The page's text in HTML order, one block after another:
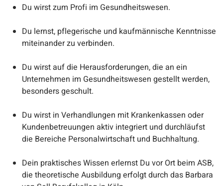
Du wirst zum Profi im Gesundheitswesen.
Du lernst, pflegerische und kaufmännische Kenntnisse
miteinander zu verbinden.
Du wirst auf die Herausforderungen, die an ein
Unternehmen im Gesundheitswesen gestellt werden,
besonders geschult.
Du wirst in Verhandlungen mit Krankenkassen oder
Kundenbetreuungen aktiv integriert und durchläufst
die Bereiche Personalwirtschaft und Buchhaltung.
Dein praktisches Wissen erlernst Du vor Ort beim ASB,
die theoretische Ausbildung erfolgt durch das Barbara